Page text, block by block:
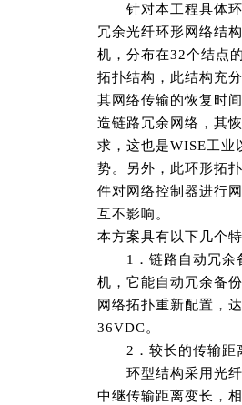
针对本工程具体环
冗余光纤环形网络结
机，分布在32个结点
拓扑结构，此结构充
其网络传输的恢复时
造链路冗余网络，其
求，这也是WISE工业
势。另外，此环形拓
件对网络控制器进行
互不影响。
本方案具有以下几个特
1．链路自动冗余备
机，它能自动冗余备
网络拓扑重新配置，
36VDC。
2．较长的传输距
环型结构采用光纤
中继传输距离变长，